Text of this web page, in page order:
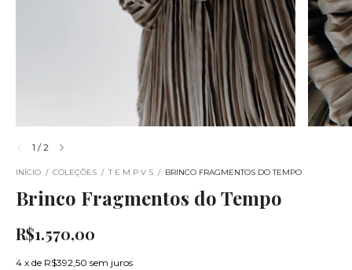
1 /2
INÍCIO / COLEÇÕES / T E M P V S / BRINCO FRAGMENTOS DO TEMPO
Brinco Fragmentos do Tempo
R$1.570,00
4 x de R$392,50 sem juros